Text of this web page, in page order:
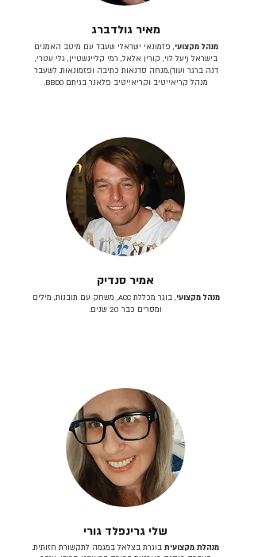
מאיר גולדברג
מנהל מקצועי, פזמונאי ישראלי שעבד עם מיטב האמנים
בישראל (יעל לוי, קורין אלאל, רמי קליינשטיין, גלי עטרי,
דנה ברגר ועוד).מנחה סדנאות כתיבה ופזמונאות. לשעבר
מנהל קריאייטיב וקריאייטיב פלאנר בגיתם BBDO.
אמיר סנדיק
מנהל מקצועי
, בוגר מכללת ACC, משחק עם תובנות, מילים
ומסרים כבר 20 שנים.
שלי גרינפלד גורי
מנהלת מקצועית בוגרת בצלאל במגמה לתקשורת חזותית.